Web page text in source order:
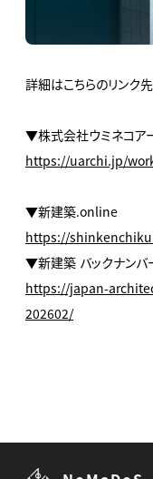
詳細はこちらのリンク先
▼株式会社ウミネコア
https://uarchi.jp/
▼新建築.online
https://
▼新建築 バックナンバ
https://japan-
202602/